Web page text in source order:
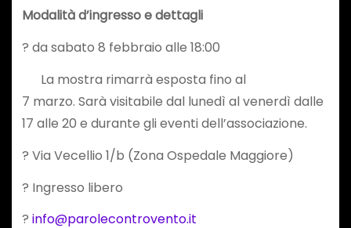
Modalità d’ingresso e dettagli
? da sabato 8 febbraio alle 18:00
La mostra rimarrà esposta fino al
7 marzo. Sarà visitabile dal lunedì al venerdì dalle
17 alle 20 e durante gli eventi dell’associazione.
? Via Vecellio 1/b (Zona Ospedale Maggiore)
? Ingresso libero
? info@parolecontrovento.it